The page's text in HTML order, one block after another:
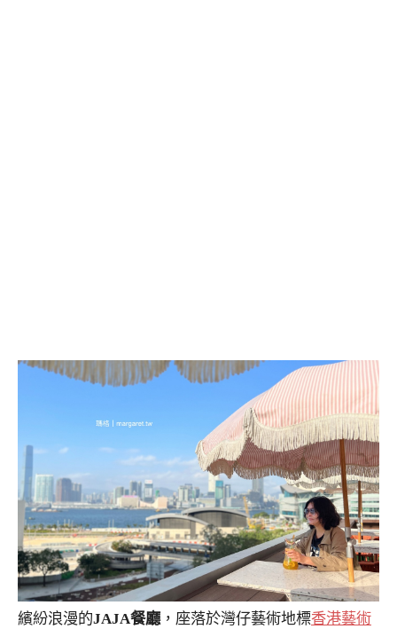
繽紛浪漫的JAJA餐廳，座落於灣仔藝術地標香港藝術